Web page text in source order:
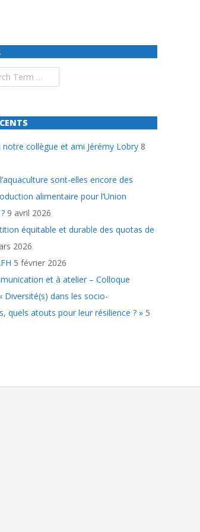
collègue et ami Jérémy Lobry 8
sont-elles encore des
alimentaire pour l’Union
9 avril 2026
équitable et durable des quotas de
2026
5 février 2026
et à atelier – Colloque
Diversité(s) dans les socio-
quels atouts pour leur résilience ? » 5